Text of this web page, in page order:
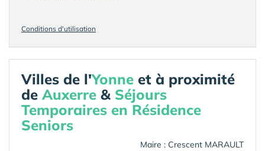
Conditions d'utilisation
Villes de l'Yonne et à proximité
de Auxerre & Séjours
Temporaires en Résidence
Seniors
Maire : Crescent MARAULT